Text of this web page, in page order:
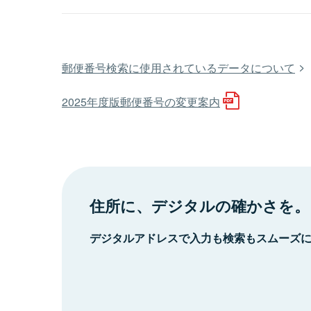
郵便番号検索に使用されているデータについて
2025年度版郵便番号の変更案内
住所に、デジタルの確かさを。
デジタルアドレスで入力も検索もスムーズ